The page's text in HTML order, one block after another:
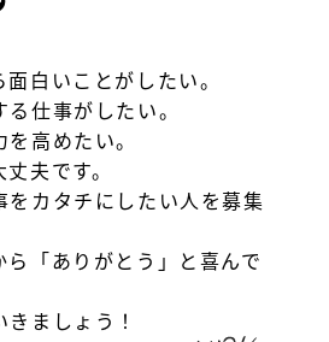
白いことがしたい。
仕事がしたい。
高めたい。
夫です。
をカタチにしたい人を募集
ら「ありがとう」と喜んで
ましょう！